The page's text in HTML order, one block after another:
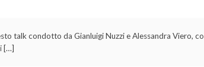
talk condotto da Gianluigi Nuzzi e Alessandra Viero,
[…]